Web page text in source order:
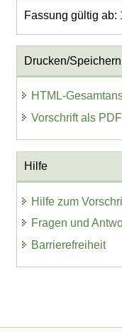
Fassung gültig ab:
Drucken/Speichern
HTML-
Vorschrift als PDF
Hilfe
Hilfe zum
Fragen und
Barrierefreiheit